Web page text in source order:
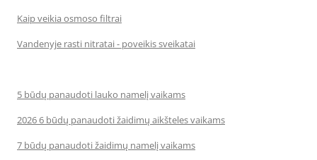
Kaip veikia osmoso filtrai
Vandenyje rasti nitratai - poveikis sveikatai
5 būdų panaudoti lauko namelį vaikams
2026 6 būdų panaudoti žaidimų aikšteles vaikams
7 būdų panaudoti žaidimų namelį vaikams